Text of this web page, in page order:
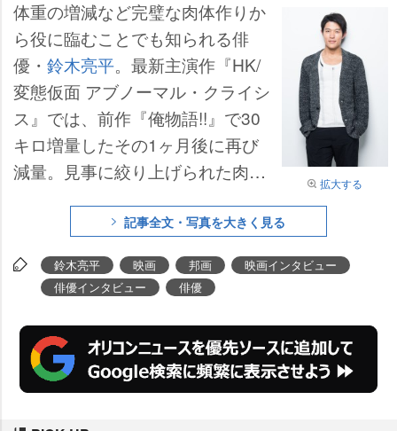
拡大する
体重の増減など完璧な肉体作りか
ら役に臨むことでも知られる俳
優・ 鈴木亮平。最新主演作『HK/
変態仮面 アブノーマル・クライシ
ス』では、前作『俺物語!!』で30
キロ増量したその1ヶ月後に再び
減量。見事に絞り上げられた肉体
ックな“肉体改造俳優”イメージが
定着した現在の心境、俳優として
大事にしていることを聞いた。
記事全文・写真を大きく見る
鈴木亮平 映画 邦画
映画インタビュー
俳優インタビュー
俳優